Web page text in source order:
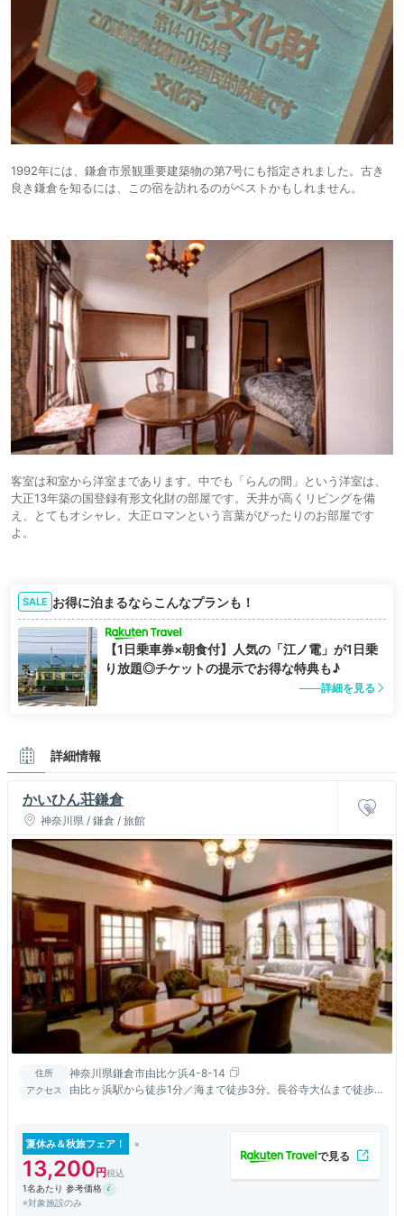
1992年には、鎌倉市景観重要建築物の第7号にも指定されました。古き
良き鎌倉を知るには、この宿を訪れるのがベストかもしれません。
客室は和室から洋室まであります。中でも「らんの間」という洋室は、
大正13年築の国登録有形文化財の部屋です。天井が高くリビングを備
え、とてもオシャレ。大正ロマンという言葉がぴったりのお部屋です
よ。
SALE お得に泊まるならこんなプランも！
【1日乗車券×朝食付】人気の「江ノ電」が1日乗
り放題◎チケットの提示でお得な特典も♪
詳細を見る
詳細情報
かいひん荘鎌倉
神奈川県 / 鎌倉 / 旅館
住所 神奈川県鎌倉市由比ケ浜4-8-14
アクセス
由比ヶ浜駅から徒歩1分／海まで徒歩3分。長谷寺大仏まで徒歩圏
夏休み＆秋旅フェア！
13,200
1名あたり 参考価格
※対象施設のみ